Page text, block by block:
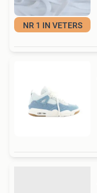
NR 1 IN VETERS